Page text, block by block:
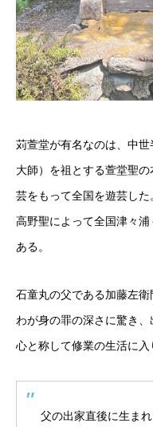
苅萱堂が有名なのは、中
大師）を祖とする萱堂聖
芸をもって全国を遊芸した
高野聖によって全国津々
ある。
石童丸の父である加藤左衛
わが身の罪の深さに驚き
心と称して修業の生活に入
父の出家直後に生ま